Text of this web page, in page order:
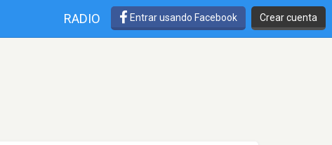
RADIO Entrar usando Facebook Crear cuenta